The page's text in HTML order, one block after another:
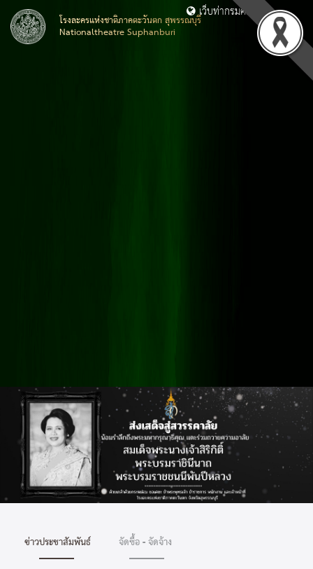
โรงละครแห่งชาติภาคตะวันตก สุพรรณบุรี
Nationaltheatre Suphanburi
เว็บท่ากรมศิลปากร
ข่าวประชาสัมพันธ์ จัดซื้อ - จัดจ้าง